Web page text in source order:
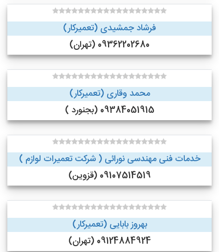
فرشاد جمشیدی (تعمیرکار)
09362202680 (تهران)
محمد وقاری (تعمیرکار)
09384051915 (بجنورد )
خدمات فنی مهندسی نورائی ( شرکت تعمیرات لوازم )
09107514519 (قزوین)
بهروز بابایی (تعمیرکار)
09124884924 (تهران)